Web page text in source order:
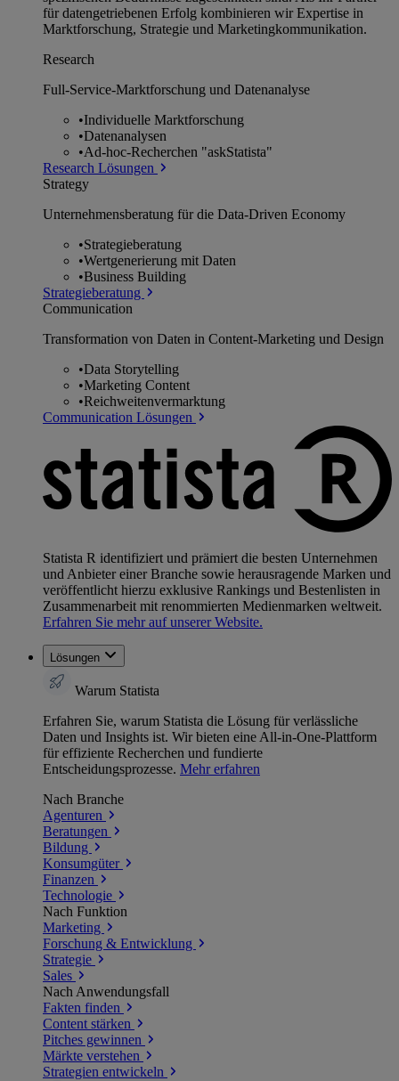
für datengetriebenen Erfolg kombinieren wir Expertise in
Marktforschung, Strategie und Marketingkommunikation.
Research
Full-Service-Marktforschung und Datenanalyse
•Individuelle Marktforschung
•Datenanalysen
•Ad-hoc-Recherchen "askStatista"
Research Lösungen
Strategy
Unternehmens­beratung für die Data-Driven Economy
•Strategieberatung
•Wertgenerierung mit Daten
•Business Building
Strategieberatung
Communication
Transformation von Daten in Content-Marketing und Design
•Data Storytelling
•Marketing Content
•Reichweitenvermarktung
Communication Lösungen
Statista R identifiziert und prämiert die besten Unternehmen
und Anbieter einer Branche sowie herausragende Marken und
veröffentlicht hierzu exklusive Rankings und Bestenlisten in
Zusammenarbeit mit renommierten Medienmarken weltweit.
Erfahren Sie mehr auf unserer Website.
Lösungen
Warum Statista
Erfahren Sie, warum Statista die Lösung für verlässliche
Daten und Insights ist. Wir bieten eine All-in-One-Plattform
für effiziente Recherchen und fundierte
Entscheidungsprozesse. Mehr erfahren
Nach Branche
Agenturen
Beratungen
Bildung
Konsumgüter
Finanzen
Technologie
Nach Funktion
Marketing
Forschung & Entwicklung
Strategie
Sales
Nach Anwendungsfall
Fakten finden
Content stärken
Pitches gewinnen
Märkte verstehen
Strategien entwickeln